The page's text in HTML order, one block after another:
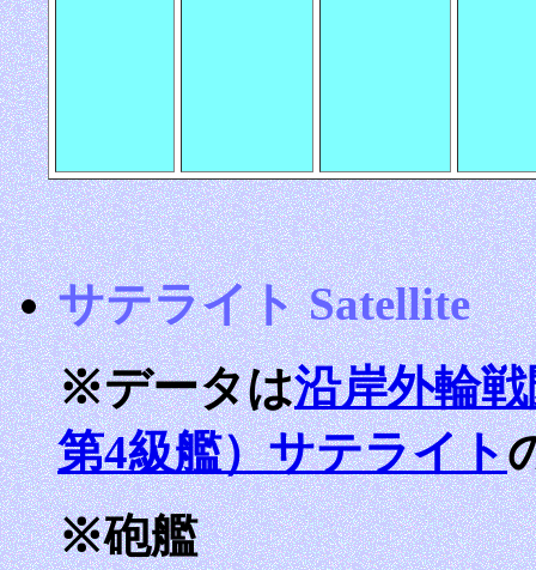
サテライト Satellite
※データは沿岸外輪
第4級艦）サテライト
※砲艦